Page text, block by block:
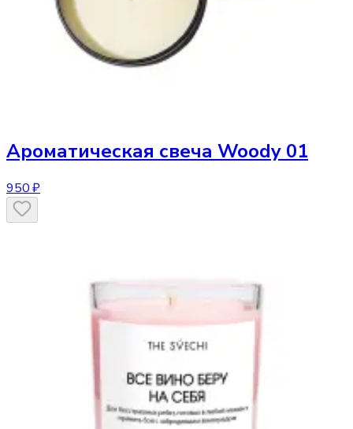
Ароматическая свеча Woody 01
950 ₽